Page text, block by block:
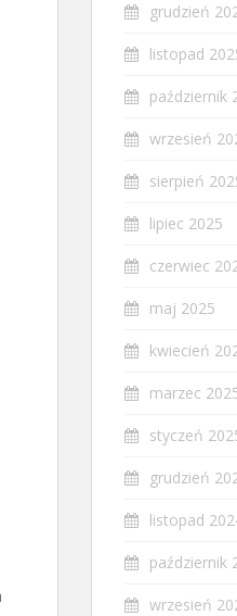
grudzień
listopad
październik
wrzesień
sierpień
lipiec 2025
czerwiec
maj 2025
kwiecień
marzec
styczeń
grudzień
listopad
październik
wrzesień